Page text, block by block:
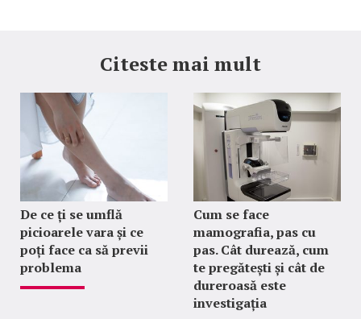
Citeste mai mult
De ce ți se umflă
picioarele vara și ce
poți face ca să previi
problema
Cum se face
mamografia, pas cu
pas. Cât durează, cum
te pregătești și cât de
dureroasă este
investigația